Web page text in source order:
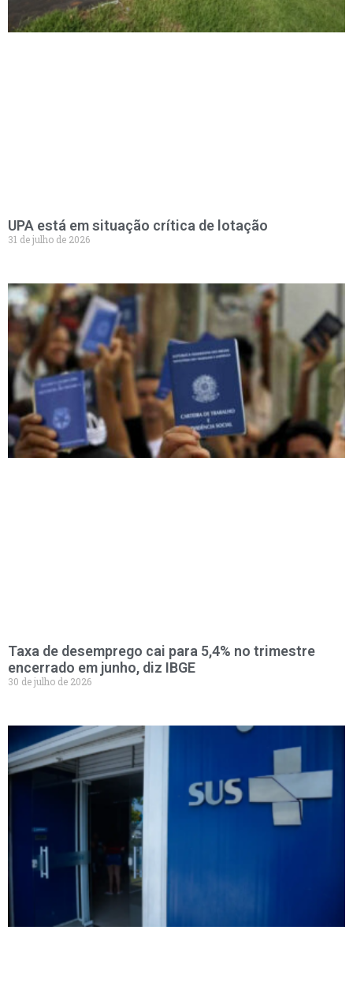
UPA está em situação crítica de lotação
31 de julho de 2026
Taxa de desemprego cai para 5,4% no trimestre
encerrado em junho, diz IBGE
30 de julho de 2026